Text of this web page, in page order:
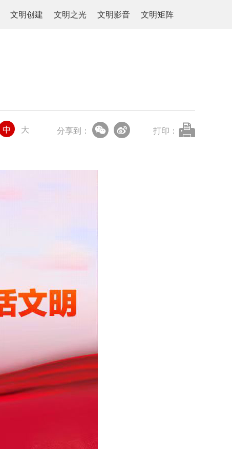
文明创建 文明之光 文明影音 文明矩阵
中 大 分享到： 打印：